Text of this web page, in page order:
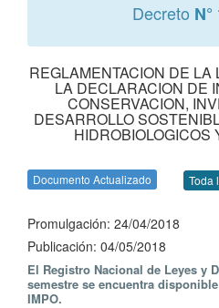
Decreto
REGLAMENTACION DE LA
LA DECLARACION DE
CONSERVACION,
DESARROLLO
HIDROBIOLOGICOS
Documento Actualizado Toda
Promulgación: 24/04/2018
Publicación: 04/05/2018
El Registro Nacional de Leyes y
semestre se encuentra
IMPO.